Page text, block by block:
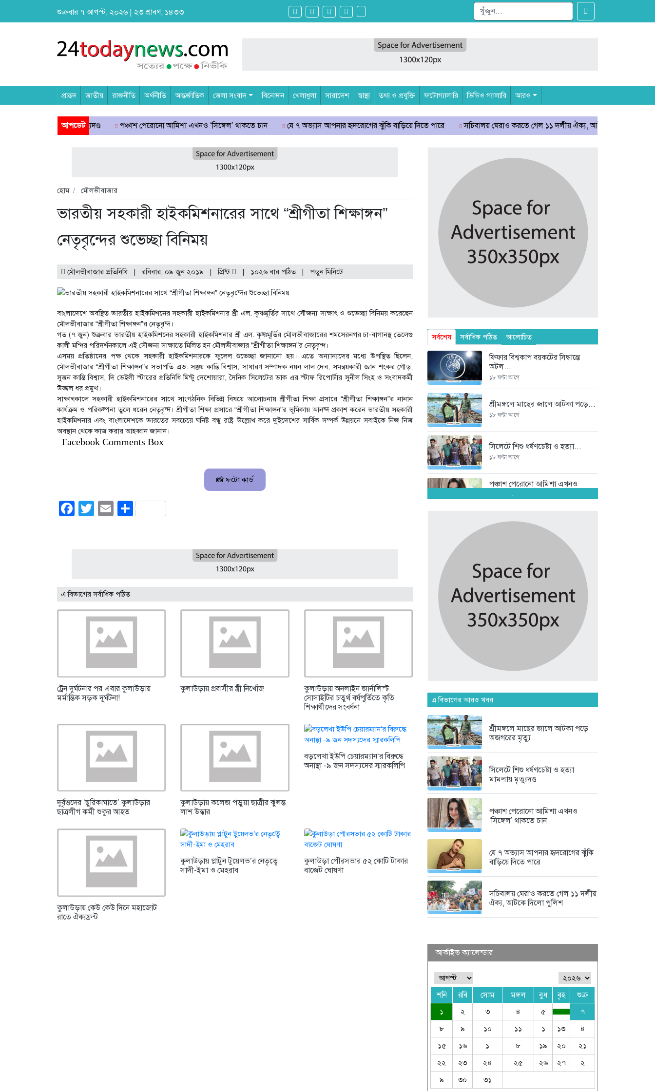
শুক্রবার ৭ আগস্ট, ২০২৬ | ২৩ শ্রাবণ, ১৪৩৩
প্রচ্ছদ জাতীয় রাজনীতি অর্থনীতি আন্তর্জাতিক জেলা সংবাদ বিনোদন খেলাধুলা সারাদেশ স্বাস্থ্য তথ্য ও প্রযুক্তি ফটোগ্যালারি ভিডিও গ্যালারি আরও
আপডেট
হত্যা মামলায় মৃত্যুদণ্ড পঞ্চাশ পেরোনো আমিশা এখনও ‘সিঙ্গেল’ থাকতে চান যে ৭ অভ্যাস আপনার হৃদরোগের ঝুঁকি বাড়িয়ে দিতে পারে সচিবালয় ঘেরাও করতে গেল ১১ দলীয় ঐক্য, আটকে দিলো পুলিশ
হোম মৌলভীবাজার
ভারতীয় সহকারী হাইকমিশনারের সাথে “শ্রীগীতা শিক্ষাঙ্গন”
নেতৃবৃন্দের শুভেচ্ছা বিনিময়
মৌলভীবাজার প্রতিনিধি | রবিবার, ০৯ জুন ২০১৯ |প্রিন্ট | ১০২৬ বার পঠিত | পড়ুনমিনিটে
বাংলাদেশে অবস্থিত ভারতীয় হাইকমিশনের সহকারী হাইকমিশনার শ্রী এল. কৃষ্ণমূর্তির সাথে সৌজন্য সাক্ষাৎ ও শুভেচ্ছা বিনিময় করেছেন
মৌলভীবাজার “শ্রীগীতা শিক্ষাঙ্গন”র নেতৃবৃন্দ।
গত (৭ জুন) শুক্রবার ভারতীয় হাইকমিশনের সহকারী হাইকমিশনার শ্রী এল. কৃষ্ণমূর্তির মৌলভীবাজারের শমসেরনগর চা-বাগানস্থ তেলেগু
কালী মন্দির পরিদর্শনকালে এই সৌজন্য সাক্ষাতে মিলিত হন মৌলভীবাজার “শ্রীগীতা শিক্ষাঙ্গন”র নেতৃবৃন্দ।
এসময় প্রতিষ্ঠানের পক্ষ থেকে সহকারী হাইকমিশনারকে ফুলেল শুভেচ্ছা জানানো হয়। এতে অন্যান্যদের মধ্যে উপস্থিত ছিলেন,
মৌলভীবাজার “শ্রীগীতা শিক্ষাঙ্গন”র সভাপতি এড. সঞ্জয় কান্তি বিশ্বাস, সাধারণ সম্পাদক নয়ন লাল দেব, সমন্বয়কারী জ্ঞান শংকর গৌড়,
সুজন কান্তি বিশ্বাস, দি ডেইলী স্টারের প্রতিনিধি মিন্টু দেশোয়ারা, দৈনিক সিলেটের ডাক এর স্টাফ রিপোর্টার সুনীল সিংহ ও সংবাদকর্মী
উজ্জল ধর প্রমুখ।
সাক্ষাৎকালে সহকারী হাইকমিশনারের সাথে সাংগঠনিক বিভিন্ন বিষয়ে আলোচনায় শ্রীগীতা শিক্ষা প্রসারে “শ্রীগীতা শিক্ষাঙ্গন”র নানান
কার্যক্রম ও পরিকল্পনা তুলে ধরেন নেতৃবৃন্দ। শ্রীগীতা শিক্ষা প্রসারে “শ্রীগীতা শিক্ষাঙ্গন”র ভূমিকায় আনন্দ প্রকাশ করেন ভারতীয় সহকারী
হাইকমিশনার এবং বাংলাদেশকে ভারতের সবচেয়ে ঘনিষ্ট বন্ধু রাষ্ট্র উল্ল্যেখ করে দুইদেশের সার্বিক সম্পর্ক উন্নয়নে সবাইকে নিজ নিজ
অবস্থান থেকে কাজ করার আহব্বান জানান।
Facebook Comments Box
📸 ফটো কার্ড
Facebook
Twitter
EmailShare
এ বিভাগের সর্বাধিক পঠিত
ট্রেন দুর্ঘটনার পর এবার কুলাউড়ায়
মর্মান্তিক সড়ক দূর্ঘটনা!
কুলাউড়ায় প্রবাসীর স্ত্রী নিখোঁজ
কুলাউড়ায় অনলাইন জার্নালিস্ট
সোসাইটির চতুর্থ বর্ষপূর্তিতে কৃতি
শিক্ষার্থীদের সংবর্ধনা
দুর্বৃত্তদের ‘ছুরিকাঘাতে’ কুলাউড়ার
ছাত্রলীগ কর্মী শুকুর আহত
কুলাউড়ায় কলেজ পড়ুয়া ছাত্রীর ঝুলন্ত
লাশ উদ্ধার
বড়লেখা ইউপি চেয়ারম্যান‘র বিরুদ্ধে
অনাস্থা -৯ জন সদস্যদের স্মারকলিপি
কুলাউড়ায় কেউ কেউ দিনে মহাজোট
রাতে ঐক্যফ্রন্ট
কুলাউড়ায় প্লাটুন টুয়েলভ’র নেতৃত্বে
সাদী-ইমা ও মেহরাব
কুলাউড়া পৌরসভার ৫২ কোটি টাকার
বাজেট ঘোষণা
সর্বশেষ সর্বাধিক পঠিত আলোচিত
ফিফার বিশ্বকাপ বয়কটের সিদ্ধান্তে
অটল...
১৮ ঘণ্টা আগে
শ্রীমঙ্গলে মাছের জালে আটকা পড়ে...
১৮ ঘণ্টা আগে
সিলেটে শিশু ধর্ষণচেষ্টা ও হত্যা...
১৮ ঘণ্টা আগে
পঞ্চাশ পেরোনো আমিশা এখনও
‘সিঙ্গেল’...
যে ৭ অভ্যাস আপনার হৃদরোগের...
সচিবালয় ঘেরাও করতে গেল ১১...
রাষ্ট্রপতি নির্বাচন ২০ আগস্ট
১৮ ঘণ্টা আগে
মানিকগঞ্জে পাটের ভরা মৌসুম, ব্যস্ত...
৬ দিন আগে
দৃষ্টিশক্তির জন্য আল্লাহর কৃতজ্ঞতা
প্রকাশ...
মৌলভীবাজার জেলা তালামীযের
৬ দিন আগে
.
এ বিভাগের আরও খবর
শ্রীমঙ্গলে মাছের জালে আটকা পড়ে
অজগরের মৃত্যু
সিলেটে শিশু ধর্ষণচেষ্টা ও হত্যা
মামলায় মৃত্যুদণ্ড
পঞ্চাশ পেরোনো আমিশা এখনও
‘সিঙ্গেল’ থাকতে চান
যে ৭ অভ্যাস আপনার হৃদরোগের ঝুঁকি
বাড়িয়ে দিতে পারে
সচিবালয় ঘেরাও করতে গেল ১১ দলীয়
ঐক্য, আটকে দিলো পুলিশ
আর্কাইভ ক্যালেন্ডার
শনি রবি সোম মঙ্গল বুধ বৃহ শুক্র
১ ২ ৩ ৪ ৫
৭
৮
৯ ১০ ১১ ১ ১৩
৪
১৫
১৬ ১ ৮ ১৯ ২০
২১
২২
২৩ ২৪ ২৫ ২৬ ২৭
২
৯
৩০ ৩১